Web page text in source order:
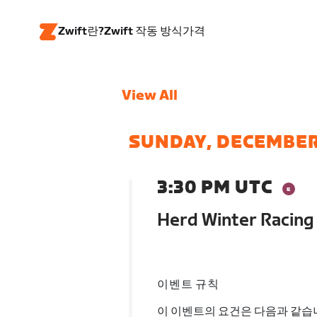
Zwift란?Zwift 작동 방식가격
View All
SUNDAY,
3:30 PM UTC
Herd Winter Racing
이벤트 규칙
이 이벤트의 요건은 다음과 같습